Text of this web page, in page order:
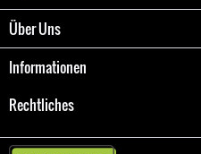
Über Uns
Informationen
Rechtliches